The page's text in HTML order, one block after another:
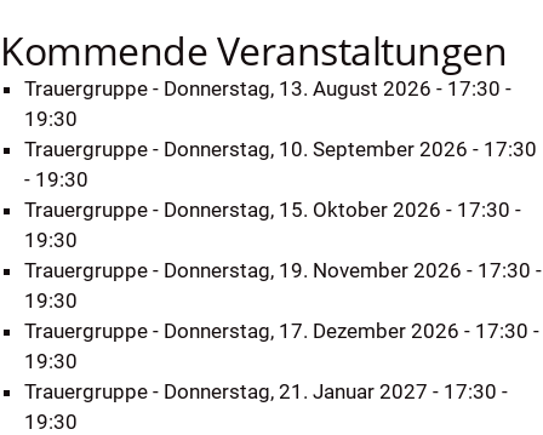
Kommende Veranstaltungen
Trauergruppe - Donnerstag, 13. August 2026 - 17:30 -
19:30
Trauergruppe - Donnerstag, 10. September 2026 - 17:30
- 19:30
Trauergruppe - Donnerstag, 15. Oktober 2026 - 17:30 -
19:30
Trauergruppe - Donnerstag, 19. November 2026 - 17:30 -
19:30
Trauergruppe - Donnerstag, 17. Dezember 2026 - 17:30 -
19:30
Trauergruppe - Donnerstag, 21. Januar 2027 - 17:30 -
19:30